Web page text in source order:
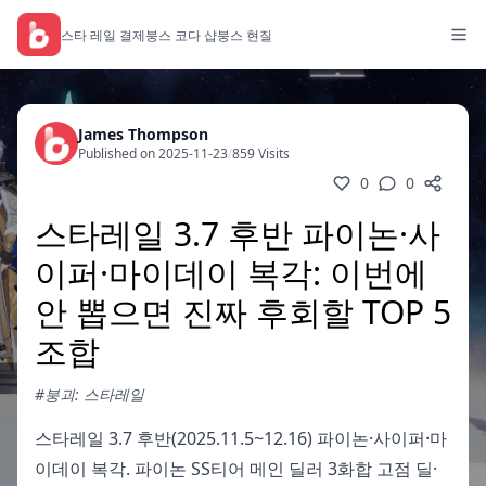
스타 레일 결제붕스 코다 샵붕스 현질
James Thompson
Published on 2025-11-23/859 Visits
0 0
스타레일 3.7 후반 파이논·사
이퍼·마이데이 복각: 이번에
안 뽑으면 진짜 후회할 TOP 5
조합
#붕괴: 스타레일
스타레일 3.7 후반(2025.11.5~12.16) 파이논·사이퍼·마
이데이 복각. 파이논 SS티어 메인 딜러 3화합 고점 딜·